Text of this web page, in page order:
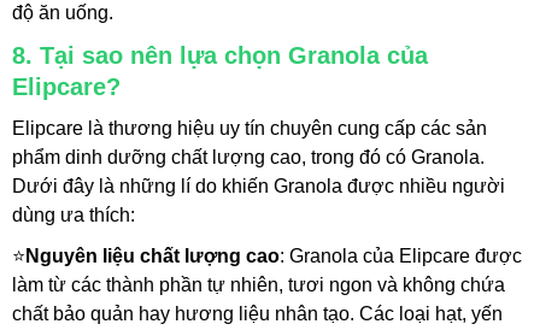
độ ăn uống.
8. Tại sao nên lựa chọn Granola của
Elipcare?
Elipcare là thương hiệu uy tín chuyên cung cấp các sản
phẩm dinh dưỡng chất lượng cao, trong đó có Granola.
Dưới đây là những lí do khiến Granola được nhiều người
dùng ưa thích:
⭐ Nguyên liệu chất lượng cao: Granola của Elipcare được
làm từ các thành phần tự nhiên, tươi ngon và không chứa
chất bảo quản hay hương liệu nhân tạo. Các loại hạt, yến